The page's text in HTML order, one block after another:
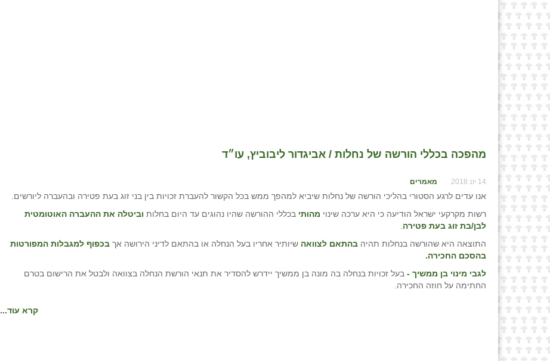
מהפכה בכללי הורשה של נחלות / אביגדור ליבוביץ, עו״ד
14 יונ 2018 מאמרים
אנו עדים לרגע הסטורי בהליכי הורשה של נחלות שיביא למהפך ממש בכל הקשור להעברת זכויות בין בני זוג בעת פטירה ובהעברה ליורשים.
רשות מקרקעי ישראל הודיעה כי היא ערכה שינוי מהותי בכללי ההורשה שהיו נהוגים עד היום בחלות וביטלה את ההעברה האוטומטית
לבן/בת זוג בעת פטירה
התוצאה היא שהורשה בנחלות תהיה בהתאם לצוואה שיותיר אחריו בעל הנחלה או בהתאם לדיני הירושה אך בכפוף למגבלות המפורטות
בהסכם החכירה.
לגבי מינוי בן ממשיך - בעל זכויות בנחלה בה מונה בן ממשיך יידרש להסדיר את תנאי הורשת הנחלה בצוואה ולבטל את הרישום בטרם
החתימה על חוזה החכירה.
קרא עוד...